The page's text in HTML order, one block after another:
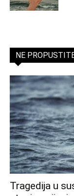
NE
Tragedija u